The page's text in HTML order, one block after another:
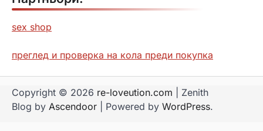
sex shop
преглед и проверка на кола преди покупка
Copyright © 2026 re-loveution.com | Zenith
Blog by Ascendoor | Powered by WordPress.